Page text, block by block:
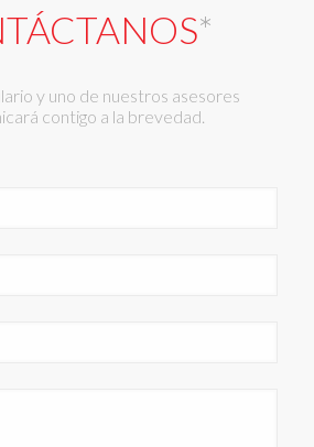
*
y uno de nuestros asesores
contigo a la brevedad.